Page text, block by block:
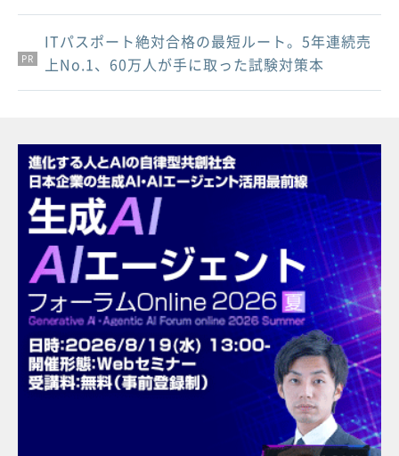
PR
PR
PR
ITパスポート絶対合格の最短ルート。5年連続売
上No.1、60万人が手に取った試験対策本